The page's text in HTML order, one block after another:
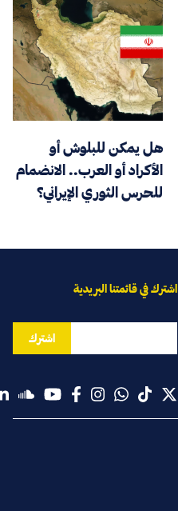
هل يمكن للبلوش أو
الأكراد أو العرب.. الانضمام
للحرس الثوري الإيراني؟
اشترك في قائمتنا البريدية
اشترك